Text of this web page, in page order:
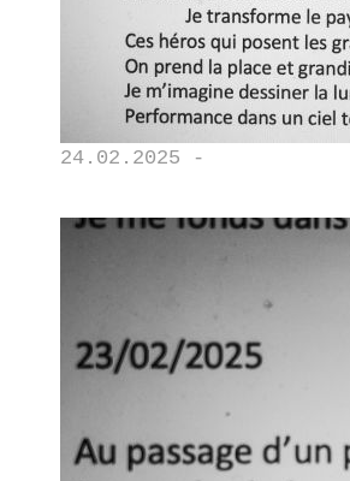
24.02.2025 -